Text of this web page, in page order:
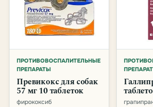
ПРОТИВОВОСПАЛИТЕЛЬНЫЕ
ПРЕПАРАТЫ
Превикокс для собак
57 мг 10 таблеток
фирококсиб